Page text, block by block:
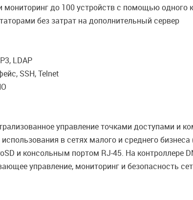
мониторинг до 100 устройств с помощью одного
без затрат на дополнительный сервер
LDAP
SSH, Telnet
управление точками доступами
в сетях малого и среднего
и консольным портом RJ-45. На контроллере
управление, мониторинг и безопасность